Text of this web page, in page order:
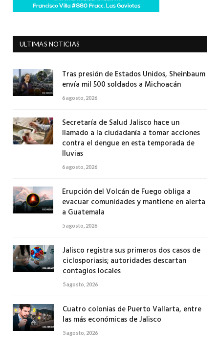
ULTIMAS NOTICIAS
Tras presión de Estados Unidos, Sheinbaum
envía mil 500 soldados a Michoacán
6 agosto, 2026
Secretaría de Salud Jalisco hace un
llamado a la ciudadanía a tomar acciones
contra el dengue en esta temporada de
lluvias
6 agosto, 2026
Erupción del Volcán de Fuego obliga a
evacuar comunidades y mantiene en alerta
a Guatemala
5 agosto, 2026
Jalisco registra sus primeros dos casos de
ciclosporiasis; autoridades descartan
contagios locales
5 agosto, 2026
Cuatro colonias de Puerto Vallarta, entre
las más económicas de Jalisco
5 agosto, 2026